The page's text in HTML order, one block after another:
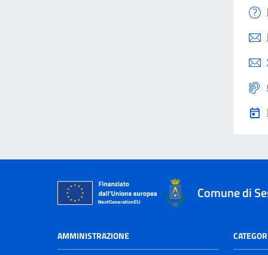
Comune di
AMMINISTRAZIONE